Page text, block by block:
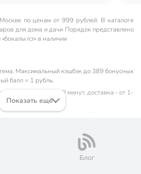
по ценам от 999 рублей. В каталоге
для дома и дачи Порядок представлено
rcr» в наличии
Максимальный кэшбэк до 389 бонусных
балл = 1 рубль.
Самовывоз от 60 минут, доставка - от 1-
из магазинов города Москва.
сайте сети магазинов Порядок.
на сайте интернет-гипермаркета или
Показать ещё
Блог